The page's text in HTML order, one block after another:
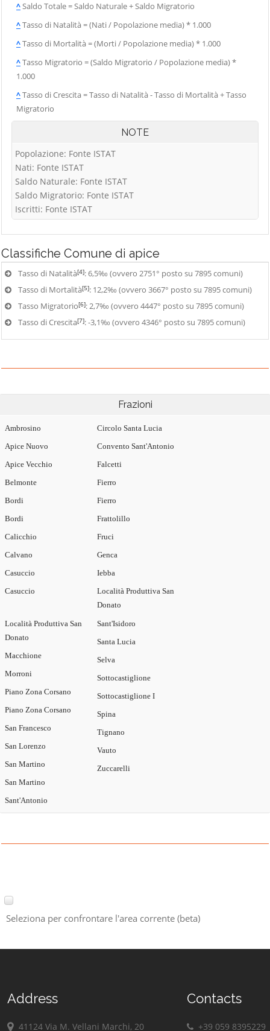
^Saldo Totale = Saldo Naturale + Saldo Migratorio
^Tasso di Natalità = (Nati / Popolazione media) * 1.000
^Tasso di Mortalità = (Morti / Popolazione media) * 1.000
^Tasso Migratorio = (Saldo Migratorio / Popolazione media) *
1.000
^Tasso di Crescita = Tasso di Natalità - Tasso di Mortalità + Tasso
Migratorio
NOTE
Popolazione: Fonte ISTAT
Nati: Fonte ISTAT
Saldo Naturale: Fonte ISTAT
Saldo Migratorio: Fonte ISTAT
Iscritti: Fonte ISTAT
Classifiche Comune di apice
Tasso di Natalità[4]: 6,5‰ (ovvero 2751° posto su 7895 comuni)
Tasso di Mortalità[5]: 12,2‰ (ovvero 3667° posto su 7895 comuni)
Tasso Migratorio[6]: 2,7‰ (ovvero 4447° posto su 7895 comuni)
Tasso di Crescita[7]: -3,1‰ (ovvero 4346° posto su 7895 comuni)
Frazioni
Ambrosino
Apice Nuovo
Apice Vecchio
Belmonte
Bordi
Bordi
Calicchio
Calvano
Casuccio
Casuccio
Circolo Santa Lucia
Convento Sant'Antonio
Falcetti
Fierro
Fierro
Frattolillo
Fruci
Genca
Iebba
Località Produttiva San
Donato
Località Produttiva San
Donato
Macchione
Morroni
Piano Zona Corsano
Piano Zona Corsano
San Francesco
San Lorenzo
San Martino
San Martino
Sant'Antonio
Sant'Isidoro
Santa Lucia
Selva
Sottocastiglione
Sottocastiglione I
Spina
Tignano
Vauto
Zuccarelli
Seleziona per confrontare l'area corrente (beta)
Address
41124 Via M. Vellani Marchi, 20
Contacts
+39 059 8395229